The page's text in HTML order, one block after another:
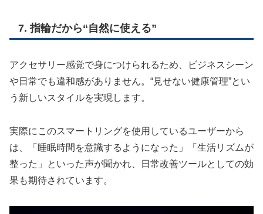
7. 指輪だから“自然に使える”
アクセサリー感覚で身につけられるため、ビジネスシーン
や日常でも違和感がありません。“見せない健康管理”とい
う新しいスタイルを実現します。
実際にこのスマートリングを使用しているユーザーから
は、「睡眠時間を意識するようになった」「生活リズムが
整った」といった声が聞かれ、日常改善ツールとしての効
果も期待されています。